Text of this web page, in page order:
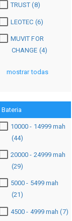
TRUST (8)
LEOTEC (6)
MUVIT FOR
CHANGE (4)
mostrar todas
Bateria
10000 - 14999 mah
(44)
20000 - 24999 mah
(29)
5000 - 5499 mah
(21)
4500 - 4999 mah (7)